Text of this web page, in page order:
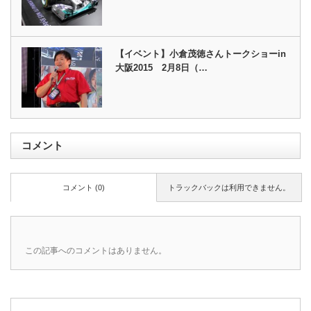
【イベント】小倉茂徳さんトークショーin
大阪2015 2月8日（…
コメント
トラックバックは利用できません。
コメント (0)
この記事へのコメントはありません。